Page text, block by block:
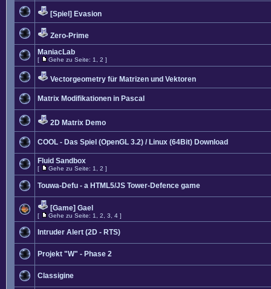
[Spiel] Evasion
Zero-Prime
ManiacLab
[ Gehe zu Seite: 1 2 ]
Vectorgeometry für Matrizen und Vektoren
Matrix Modifikationen in Pascal
2D Matrix Demo
COOL - Das Spiel (OpenGL 3.2) / Linux (64Bit) Download
Fluid Sandbox
[ Gehe zu Seite: 1 2 ]
Touwa-Defu - a HTML5/JS Tower-Defence game
[Game] Gael
[ Gehe zu Seite: 1 2 3 4 ]
Intruder Alert (2D - RTS)
Projekt "W" - Phase 2
Classigine